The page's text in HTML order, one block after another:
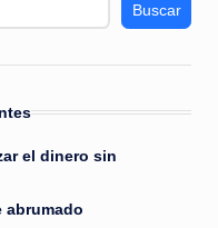
Buscar
el dinero sin
abrumado